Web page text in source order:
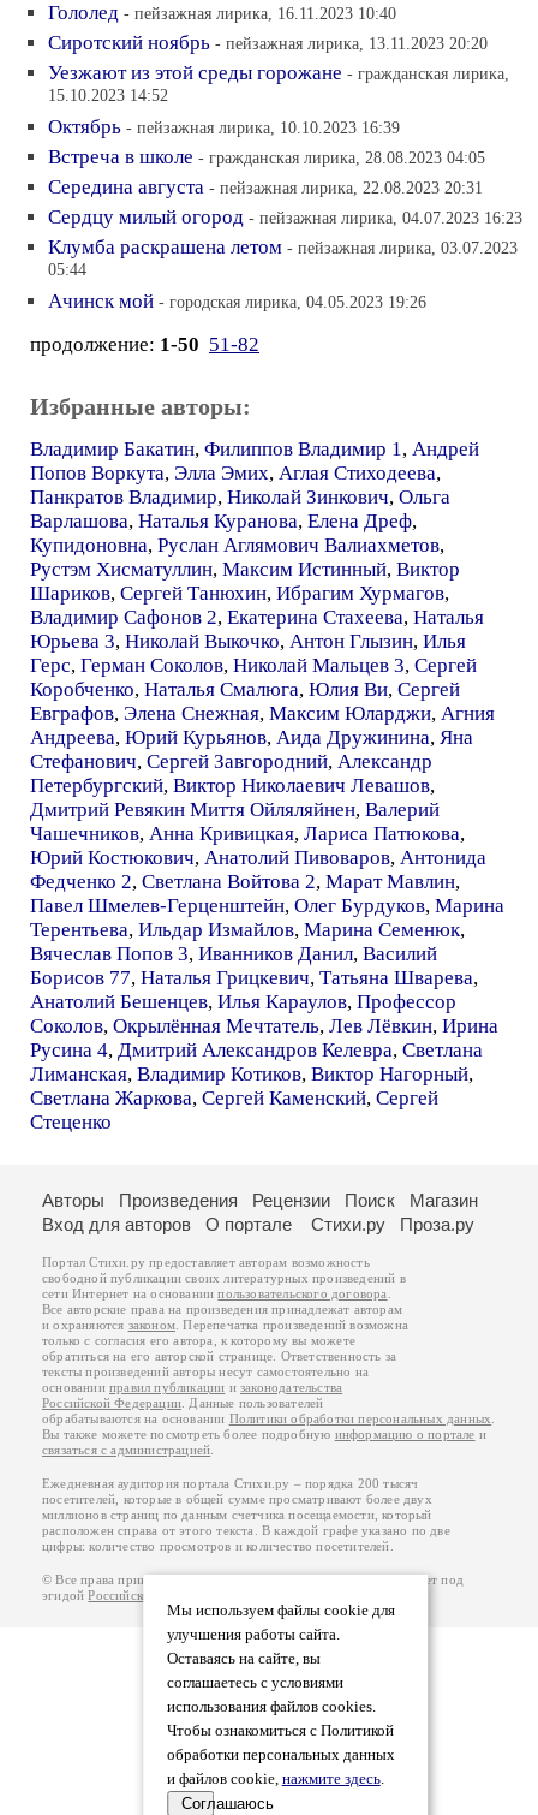
Гололед - пейзажная лирика, 16.11.2023 10:40
Сиротский ноябрь - пейзажная лирика, 13.11.2023 20:20
Уезжают из этой среды горожане - гражданская лирика,
15.10.2023 14:52
Октябрь - пейзажная лирика, 10.10.2023 16:39
Встреча в школе - гражданская лирика, 28.08.2023 04:05
Середина августа - пейзажная лирика, 22.08.2023 20:31
Сердцу милый огород - пейзажная лирика, 04.07.2023 16:23
Клумба раскрашена летом - пейзажная лирика, 03.07.2023
05:44
Ачинск мой - городская лирика, 04.05.2023 19:26
продолжение: 1-50 51-82
Избранные авторы:
Владимир Бакатин, Филиппов Владимир 1, Андрей
Попов Воркута, Элла Эмих, Аглая Стиходеева,
Панкратов Владимир, Николай Зинкович, Ольга
Варлашова, Наталья Куранова, Елена Дреф,
Купидоновна, Руслан Аглямович Валиахметов,
Рустэм Хисматуллин, Максим Истинный, Виктор
Шариков, Сергей Танюхин, Ибрагим Хурмагов,
Владимир Сафонов 2, Екатерина Стахеева, Наталья
Юрьева 3, Николай Выкочко, Антон Глызин, Илья
Герс, Герман Соколов, Николай Мальцев 3, Сергей
Коробченко, Наталья Смалюга, Юлия Ви, Сергей
Евграфов, Элена Снежная, Максим Юларджи, Агния
Андреева, Юрий Курьянов, Аида Дружинина, Яна
Стефанович, Сергей Завгородний, Александр
Петербургский, Виктор Николаевич Левашов,
Дмитрий Ревякин Миття Ойляляйнен, Валерий
Чашечников, Анна Кривицкая, Лариса Патюкова,
Юрий Костюкович, Анатолий Пивоваров, Антонида
Федченко 2, Светлана Войтова 2, Марат Мавлин,
Павел Шмелев-Герценштейн, Олег Бурдуков, Марина
Терентьева, Ильдар Измайлов, Марина Семенюк,
Вячеслав Попов 3, Иванников Данил, Василий
Борисов 77, Наталья Грицкевич, Татьяна Шварева,
Анатолий Бешенцев, Илья Караулов, Профессор
Соколов, Окрылённая Мечтатель, Лев Лёвкин, Ирина
Русина 4, Дмитрий Александров Келевра, Светлана
Лиманская, Владимир Котиков, Виктор Нагорный,
Светлана Жаркова, Сергей Каменский, Сергей
Стеценко
Мы используем файлы cookie для
улучшения работы сайта.
Оставаясь на сайте, вы
соглашаетесь с условиями
использования файлов cookies.
Чтобы ознакомиться с Политикой
обработки персональных данных
и файлов cookie, нажмите здесь.
Соглашаюсь
Авторы Произведения Рецензии Поиск
Магазин
Вход для авторов
О портале Стихи.ру Проза.ру
Портал Стихи.ру предоставляет авторам возможность
свободной публикации своих литературных произведений в
сети Интернет на основаниипользовательского договора.
Все авторские права на произведения принадлежат авторам
и охраняются законом. Перепечатка произведений возможна
только с согласия его автора, к которому вы можете
обратиться на его авторской странице. Ответственность за
тексты произведений авторы несут самостоятельно на
основанииправил публикации изаконодательства
Российской Федерации. Данные пользователей
обрабатываются на основании Политики обработки персональных данных.
Вы также можете посмотреть более подробную информацию о портале и
связаться с администрацией.
Ежедневная аудитория портала Стихи.ру – порядка 200 тысяч
посетителей, которые в общей сумме просматривают более двух
миллионов страниц по данным счетчика посещаемости, который
расположен справа от этого текста. В каждой графе указано по две
цифры: количество просмотров и количество посетителей.
© Все права принадлежат авторам, 2000-2026. Портал работает под
эгидойРоссийского союза писателей